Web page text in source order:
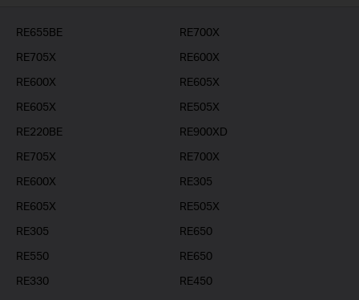
RE655BE
RE700X
RE705X
RE600X
RE600X
RE605X
RE605X
RE505X
RE220BE
RE900XD
RE705X
RE700X
RE600X
RE305
RE605X
RE505X
RE305
RE650
RE550
RE650
RE330
RE450